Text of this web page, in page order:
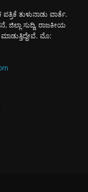
ತುಳುನಾಡು ವಾರ್ತೆ.
ಜಿಲ್ಲಾ ಸುದ್ದಿ, ರಾಜಕೀಯ
ಮೊ: